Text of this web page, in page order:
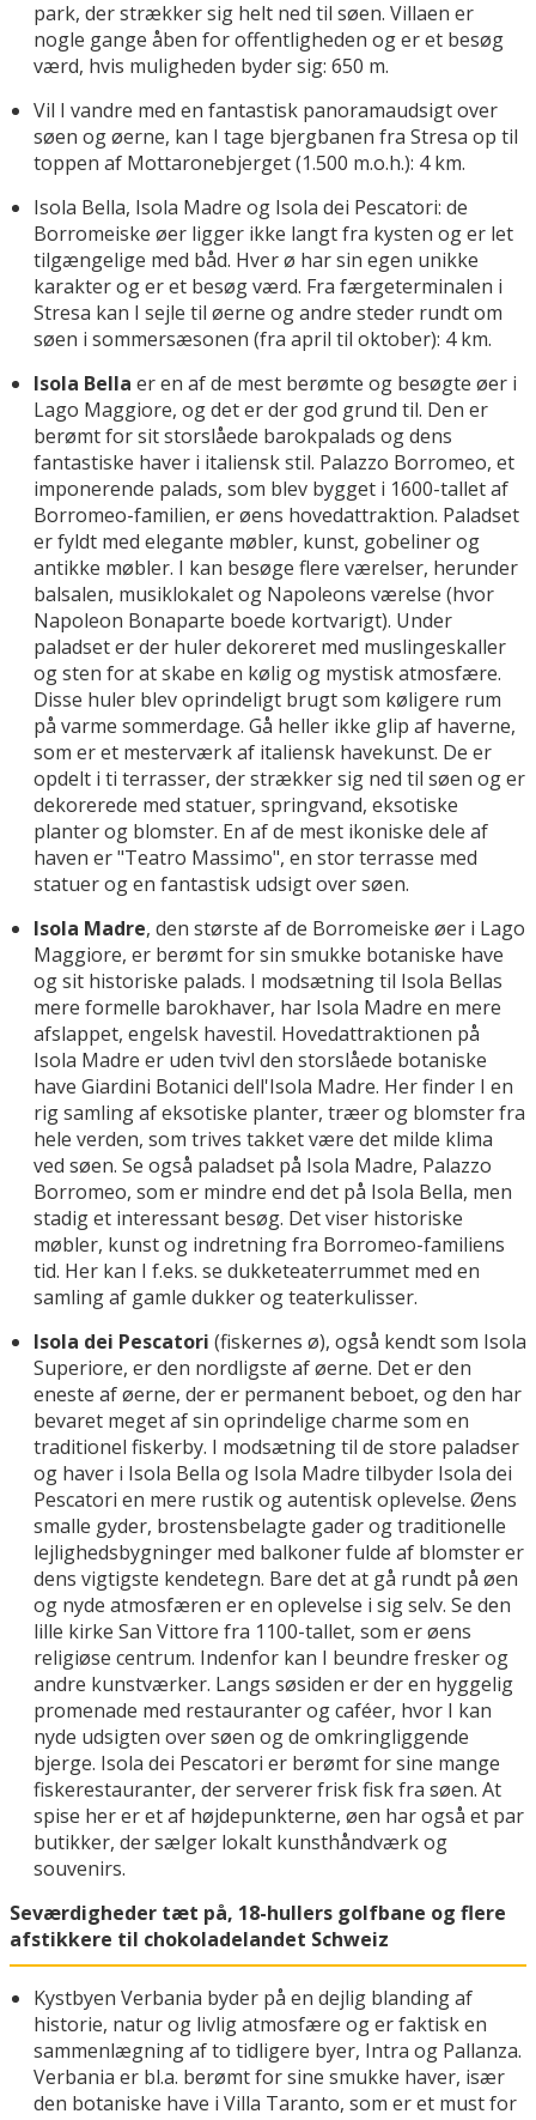
park, der strækker sig helt ned til søen. Villaen er
nogle gange åben for offentligheden og er et besøg
værd, hvis muligheden byder sig: 650 m.
Vil I vandre med en fantastisk panoramaudsigt over
søen og øerne, kan I tage bjergbanen fra Stresa op til
toppen af ​​Mottaronebjerget (1.500 m.o.h.): 4 km.
Isola Bella, Isola Madre og Isola dei Pescatori: de
Borromeiske øer ligger ikke langt fra kysten og er let
tilgængelige med båd. Hver ø har sin egen unikke
karakter og er et besøg værd. Fra færgeterminalen i
Stresa kan I sejle til øerne og andre steder rundt om
søen i sommersæsonen (fra april til oktober): 4 km.
Isola Bella er en af ​​de mest berømte og besøgte øer i
Lago Maggiore, og det er der god grund til. Den er
berømt for sit storslåede barokpalads og dens
fantastiske haver i italiensk stil. Palazzo Borromeo, et
imponerende palads, som blev bygget i 1600-tallet af
Borromeo-familien, er øens hovedattraktion. Paladset
er fyldt med elegante møbler, kunst, gobeliner og
antikke møbler. I kan besøge flere værelser, herunder
balsalen, musiklokalet og Napoleons værelse (hvor
Napoleon Bonaparte boede kortvarigt). Under
paladset er der huler dekoreret med muslingeskaller
og sten for at skabe en kølig og mystisk atmosfære.
Disse huler blev oprindeligt brugt som køligere rum
på varme sommerdage. Gå heller ikke glip af haverne,
som er et mesterværk af italiensk havekunst. De er
opdelt i ti terrasser, der strækker sig ned til søen og er
dekorerede med statuer, springvand, eksotiske
planter og blomster. En af de mest ikoniske dele af
haven er "Teatro Massimo", en stor terrasse med
statuer og en fantastisk udsigt over søen.
Isola Madre, den største af de Borromeiske øer i Lago
Maggiore, er berømt for sin smukke botaniske have
og sit historiske palads. I modsætning til Isola Bellas
mere formelle barokhaver, har Isola Madre en mere
afslappet, engelsk havestil. Hovedattraktionen på
Isola Madre er uden tvivl den storslåede botaniske
have Giardini Botanici dell'Isola Madre. Her finder I en
rig samling af eksotiske planter, træer og blomster fra
hele verden, som trives takket være det milde klima
ved søen. Se også paladset på Isola Madre, Palazzo
Borromeo, som er mindre end det på Isola Bella, men
stadig et interessant besøg. Det viser historiske
møbler, kunst og indretning fra Borromeo-familiens
tid. Her kan I f.eks. se dukketeaterrummet med en
samling af gamle dukker og teaterkulisser.
Isola dei Pescatori (fiskernes ø), også kendt som Isola
Superiore, er den nordligste af øerne. Det er den
eneste af øerne, der er permanent beboet, og den har
bevaret meget af sin oprindelige charme som en
traditionel fiskerby. I modsætning til de store paladser
og haver i Isola Bella og Isola Madre tilbyder Isola dei
Pescatori en mere rustik og autentisk oplevelse. Øens
smalle gyder, brostensbelagte gader og traditionelle
lejlighedsbygninger med balkoner fulde af blomster er
dens vigtigste kendetegn. Bare det at gå rundt på øen
og nyde atmosfæren er en oplevelse i sig selv. Se den
lille kirke San Vittore fra 1100-tallet, som er øens
religiøse centrum. Indenfor kan I beundre fresker og
andre kunstværker. Langs søsiden er der en hyggelig
promenade med restauranter og caféer, hvor I kan
nyde udsigten over søen og de omkringliggende
bjerge. Isola dei Pescatori er berømt for sine mange
fiskerestauranter, der serverer frisk fisk fra søen. At
spise her er et af højdepunkterne, øen har også et par
butikker, der sælger lokalt kunsthåndværk og
souvenirs.
Seværdigheder tæt på, 18-hullers golfbane og flere
afstikkere til chokoladelandet Schweiz
Kystbyen Verbania byder på en dejlig blanding af
historie, natur og livlig atmosfære og er faktisk en
sammenlægning af to tidligere byer, Intra og Pallanza.
Verbania er bl.a. berømt for sine smukke haver, især
den botaniske have i Villa Taranto, som er et must for